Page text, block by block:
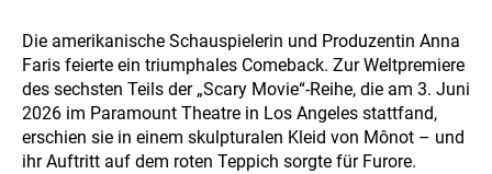
Die amerikanische Schauspielerin und Produzentin Anna
Faris feierte ein triumphales Comeback. Zur Weltpremiere
des sechsten Teils der „Scary Movie“-Reihe, die am 3. Juni
2026 im Paramount Theatre in Los Angeles stattfand,
erschien sie in einem skulpturalen Kleid von Mônot – und
ihr Auftritt auf dem roten Teppich sorgte für Furore.